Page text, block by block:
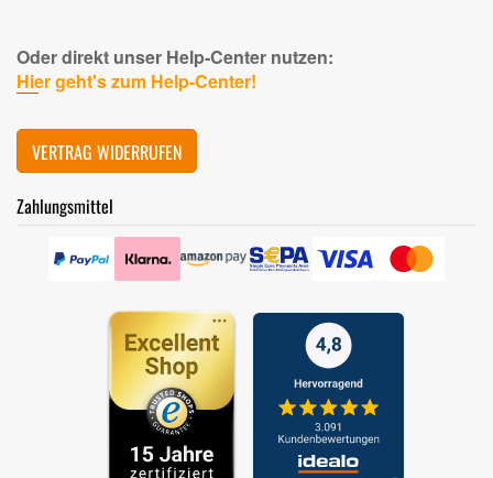
Oder direkt unser Help-Center nutzen:
Hier geht's zum Help-Center!
VERTRAG WIDERRUFEN
Zahlungsmittel